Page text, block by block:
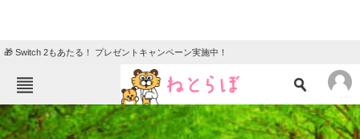
🎁 Switch 2もあたる！ プレゼントキャンペーン実施中！
ねとらぼメニュー
TOP ニュース